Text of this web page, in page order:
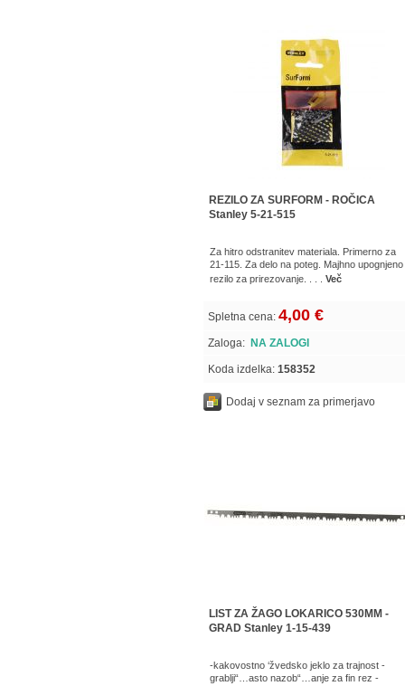
REZILO ZA SURFORM - ROČICA
Stanley 5-21-515
Za hitro odstranitev materiala. Primerno za
21-115. Za delo na poteg. Majhno upognjeno
rezilo za prirezovanje. . . . Več
Spletna cena: 4,00 €
Zaloga: NA ZALOGI
Koda izdelka: 158352
Dodaj v seznam za primerjavo
LIST ZA ŽAGO LOKARICO 530MM -
GRAD Stanley 1-15-439
-kakovostno ‘žvedsko jeklo za trajnost -
grablji“…asto nazob“…anje za fin rez -